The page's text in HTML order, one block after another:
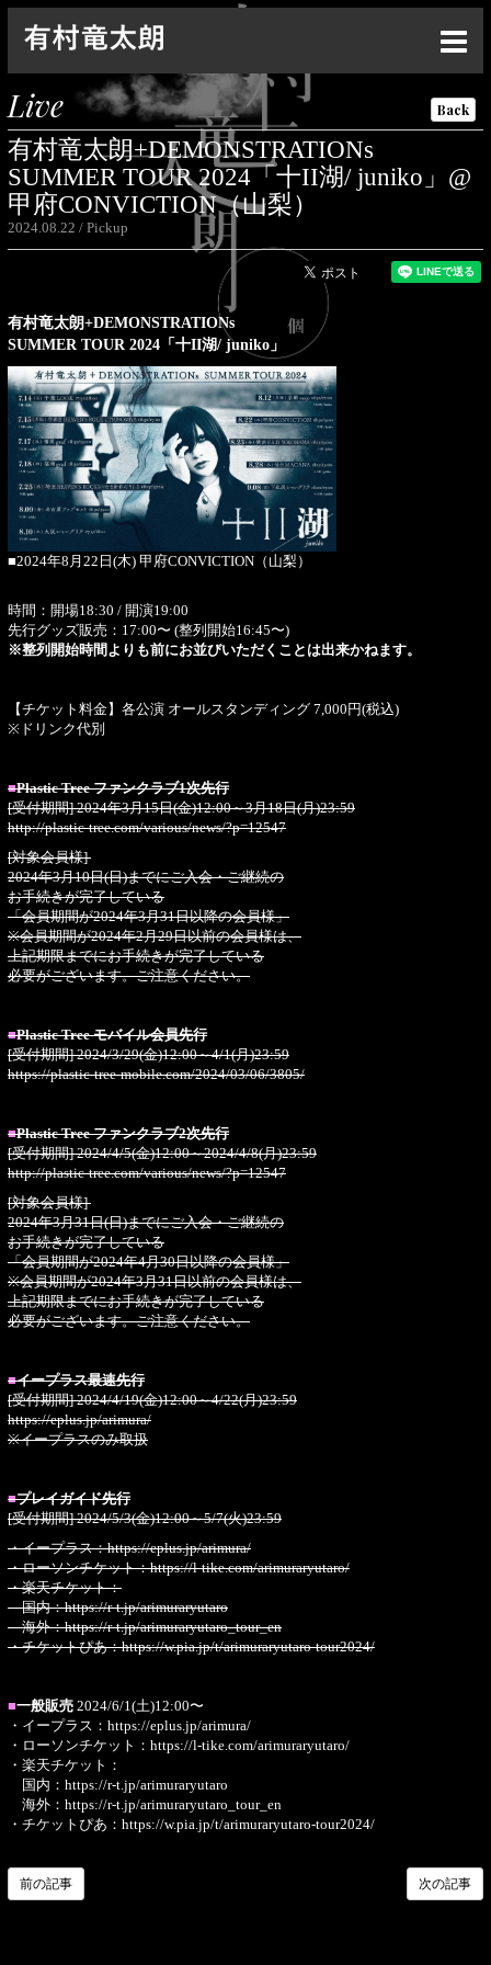
Top
News
Live
Media
Profile
Discography
Goods
Contact
Special
Live Back
有村竜太朗+DEMONSTRATIONs
SUMMER TOUR 2024「十II湖/ juniko」@
甲府CONVICTION（山梨）
2024.08.22 Pickup
有村竜太朗+DEMONSTRATIONs
SUMMER TOUR 2024「十II湖/ juniko」
■2024年8月22日(木) 甲府CONVICTION（山梨）
時間：開場18:30 / 開演19:00
先行グッズ販売：17:00〜 (整列開始16:45〜)
※整列開始時間よりも前にお並びいただくことは出来かねます。
【チケット料金】各公演 オールスタンディング 7,000円(税込)
※ドリンク代別
■Plastic Tree ファンクラブ1次先行
[受付期間] 2024年3月15日(金)12:00～3月18日(月)23:59
http://plastic-tree.com/various/news/?p=12547
[対象会員様]
2024年3月10日(日)までにご入会・ご継続の
お手続きが完了している
「会員期間が2024年3月31日以降の会員様」
※会員期間が2024年2月29日以前の会員様は、
上記期限までにお手続きが完了している
必要がございます。ご注意ください。
■Plastic Tree モバイル会員先行
[受付期間] 2024/3/29(金)12:00～4/1(月)23:59
https://plastic-tree-mobile.com/2024/03/06/3805/
■Plastic Tree ファンクラブ2次先行
[受付期間] 2024/4/5(金)12:00～2024/4/8(月)23:59
http://plastic-tree.com/various/news/?p=12547
[対象会員様]
2024年3月31日(日)までにご入会・ご継続の
お手続きが完了している
「会員期間が2024年4月30日以降の会員様」
※会員期間が2024年3月31日以前の会員様は、
上記期限までにお手続きが完了している
必要がございます。ご注意ください。
■イープラス最速先行
[受付期間] 2024/4/19(金)12:00～4/22(月)23:59
https://eplus.jp/arimura/
※イープラスのみ取扱
■プレイガイド先行
[受付期間] 2024/5/3(金)12:00～5/7(火)23:59
・イープラス：https://eplus.jp/arimura/
・ローソンチケット：https://l-tike.com/arimuraryutaro/
・楽天チケット：
国内：https://r-t.jp/arimuraryutaro
海外：https://r-t.jp/arimuraryutaro_tour_en
・チケットぴあ：https://w.pia.jp/t/arimuraryutaro-tour2024/
■一般販売 2024/6/1(土)12:00〜
・イープラス： https://eplus.jp/arimura/
・ローソンチケット： https://l-tike.com/arimuraryutaro/
・楽天チケット：
国内： https://r-t.jp/arimuraryutaro
海外： https://r-t.jp/arimuraryutaro_tour_en
・チケットぴあ： https://w.pia.jp/t/arimuraryutaro-tour2024/
次の記事
前の記事